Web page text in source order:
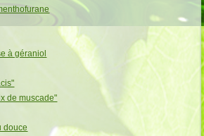
à géraniol
de muscade"
douce